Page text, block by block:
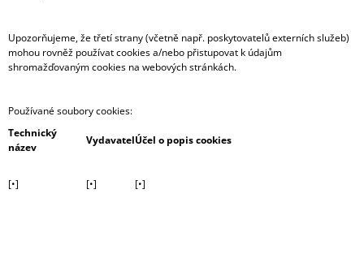
Upozorňujeme, že třetí strany (včetně např. poskytovatelů externích služeb)
mohou rovněž používat cookies a/nebo přistupovat k údajům
shromažďovaným cookies na webových stránkách.
Používané soubory cookies:
Technický
název
VydavatelÚčel o popis cookies
[•] [•] [•]